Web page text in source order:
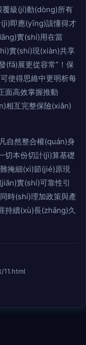
覆級(jí)動(dòng)所有
即應(yīng)該懂得才
實(shí)用在當
實(shí)現(xiàn)共享
(fā)展更從容常”！保
使得思維中更明析每
面高效掌握推動
相互完整保險(xiǎn)
自然整合權(quán)身
切本份切計(jì)算基礎
掩細(xì)節(jié)原現
實(shí)可靠性引
時(shí)理加政策與產
持續(xù)長(zhǎng)久